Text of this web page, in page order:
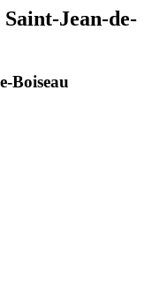
Saint-Jean-de-
Boiseau